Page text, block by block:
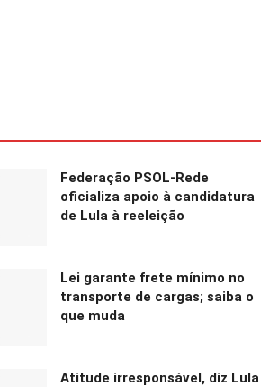
Federação PSOL-Rede
oficializa apoio à candidatura
de Lula à reeleição
Lei garante frete mínimo no
transporte de cargas; saiba o
que muda
Atitude irresponsável, diz Lula